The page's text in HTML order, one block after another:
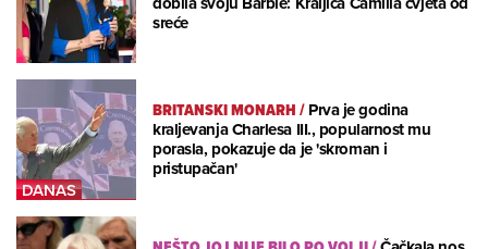
sreće
BRITANSKI MONARH/Prva je godina
kraljevanja Charlesa III., popularnost mu
porasla, pokazuje da je 'skroman i
pristupačan'